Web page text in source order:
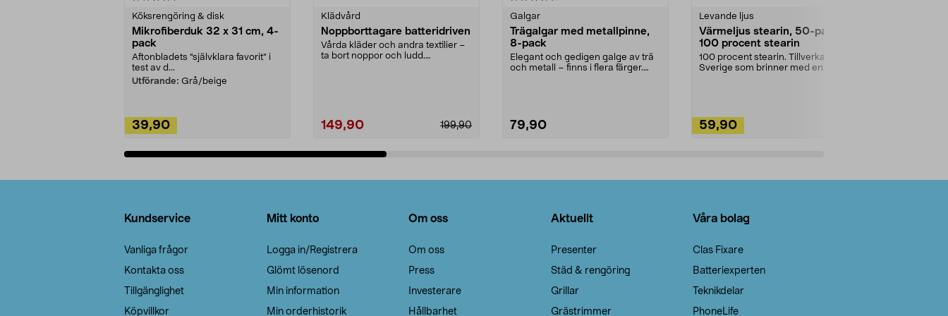
Köksrengöring & disk
Mikrofiberduk 32 x 31 cm, 4-
pack
Aftonbladets "självklara favorit” i
test av d...
Utförande: Grå/beige
39,90
Klädvård
Noppborttagare batteridriven
Vårda kläder och andra textilier –
ta bort noppor och ludd.
199,90
149,90
Galgar
Trägalgar med metallpinne,
8-pack
Elegant och gedigen galge av trä
och metall – finns i flera färger.
79,90
Levande ljus
Värmeljus stearin, 50-pack,
100 procent stearin
100 procent stearin. Tillverkade i
Sverige som brinner med en
59,90
Kundservice
Vanliga frågor
Kontakta oss
Tillgänglighet
Köpvillkor
Mitt konto
Logga in/Registrera
Glömt lösenord
Min information
Min orderhistorik
Om oss
Om oss
Press
Investerare
Hållbarhet
Aktuellt
Presenter
Städ & rengöring
Grillar
Grästrimmer
Våra bolag
Clas Fixare
Batteriexperten
Teknikdelar
PhoneLife